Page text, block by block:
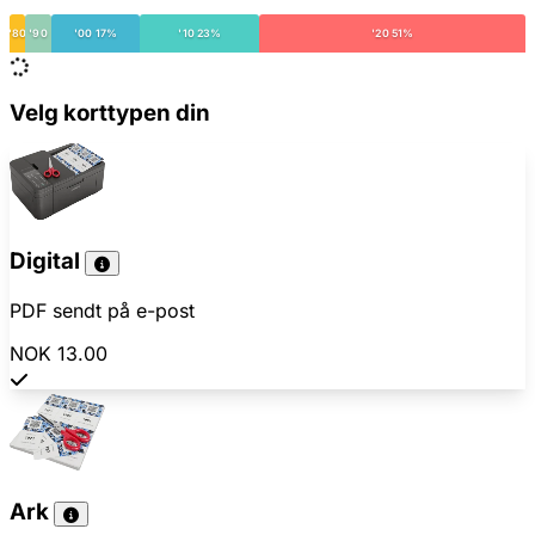
'80 '90 '00 17% '10 23% '20 51%
Velg korttypen din
Digital
PDF sendt på e-post
NOK 13.00
Ark